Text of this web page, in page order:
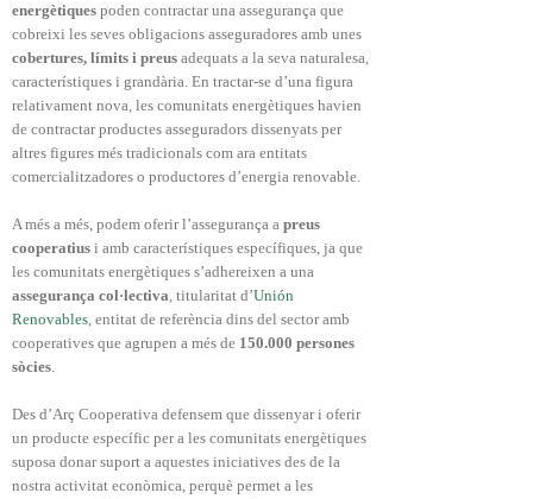
energètiques poden contractar una assegurança que
cobreixi les seves obligacions asseguradores amb unes
cobertures, límits i preus adequats a la seva naturalesa,
característiques i grandària. En tractar-se d’una figura
relativament nova, les comunitats energètiques havien
de contractar productes asseguradors dissenyats per
altres figures més tradicionals com ara entitats
comercialitzadores o productores d’energia renovable.
A més a més, podem oferir l’assegurança a preus
cooperatius i amb característiques específiques, ja que
les comunitats energètiques s’adhereixen a una
assegurança col·lectiva, titularitat d’Unión
Renovables, entitat de referència dins del sector amb
cooperatives que agrupen a més de 150.000 persones
sòcies.
Des d’Arç Cooperativa defensem que dissenyar i oferir
un producte específic per a les comunitats energètiques
suposa donar suport a aquestes iniciatives des de la
nostra activitat econòmica, perquè permet a les